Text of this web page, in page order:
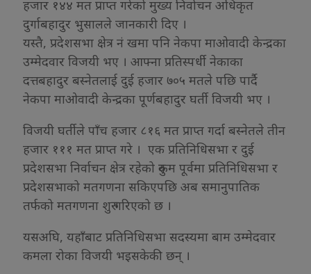
हजार १४४ मत प्राप्त गरेको मुख्य निर्वाचन अधिकृत
दुर्गाबहादुर भुसालले जानकारी दिए ।
यस्तै, प्रदेशसभा क्षेत्र नं खमा पनि नेकपा माओवादी केन्द्रका
उम्मेदवार विजयी भए । आफ्ना प्रतिस्पर्धी नेकाका
दत्तबहादुर बस्नेतलाई दुई हजार ७०५ मतले पछि पार्दै
नेकपा माओवादी केन्द्रका पूर्णबहादुर घर्ती विजयी भए ।
विजयी घर्तीले पाँच हजार ८१६ मत प्राप्त गर्दा बस्नेतले तीन
हजार १११ मत प्राप्त गरे । एक प्रतिनिधिसभा र दुई
प्रदेशसभा निर्वाचन क्षेत्र रहेको रुकुम पूर्वमा प्रतिनिधिसभा र
प्रदेशसभाको मतगणना सकिएपछि अब समानुपातिक
तर्फको मतगणना शुरु गरिएको छ ।
यसअघि, यहाँबाट प्रतिनिधिसभा सदस्यमा बाम उम्मेदवार
कमला रोका विजयी भइसकेकी छन् ।